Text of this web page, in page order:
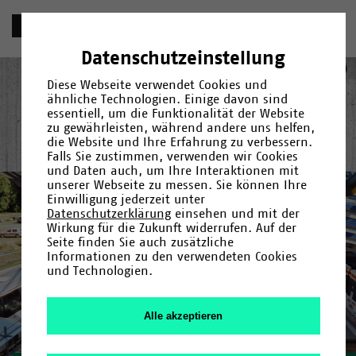
Deutsch English )
2
2
2
1
0
0
0
9
0
0
0
9
6
1
0
8
Jahr Suche
Kategorie
Gründung/ Fakultäten und Einrichtungen/Campus/ Menschen
Forschung/Kultur /Uni-Leben
Filter zurücksetzen
1966 1967 /1968 /1969 /1971/ 1972/1973/1974/
1976
/1978/1979/1980 /1982/1983 / 1984/1985/ 1987
1990
/1992/1993/ 1994/1995/1996 1997 1998
2001
/2006/2007/2009/2011/2013/ 2014 /2015/
2019
/2020/2023/2024
Filter zurücksetzen
Datenschutzeinstellung
Diese Webseite verwendet Cookies und
ähnliche Technologien. Einige davon sind
essentiell, um die Funktionalität der Website
zu gewährleisten, während andere uns helfen,
die Website und Ihre Erfahrung zu verbessern.
Falls Sie zustimmen, verwenden wir Cookies
und Daten auch, um Ihre Interaktionen mit
unserer Webseite zu messen. Sie können Ihre
Einwilligung jederzeit unter
Datenschutzerklärungeinsehen und mit der
Wirkung für die Zukunft widerrufen. Auf der
Seite finden Sie auch zusätzliche
Informationen zu den verwendeten Cookies
und Technologien.
Alle akzeptieren